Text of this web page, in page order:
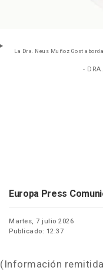
La Dra. Neus Muñoz Gost
-
Europa Press
Martes, 7 julio 2026
Publicado: 12:37
(Información